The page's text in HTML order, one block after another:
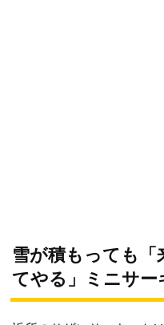
雪が積もっても
てやる」ミニサー